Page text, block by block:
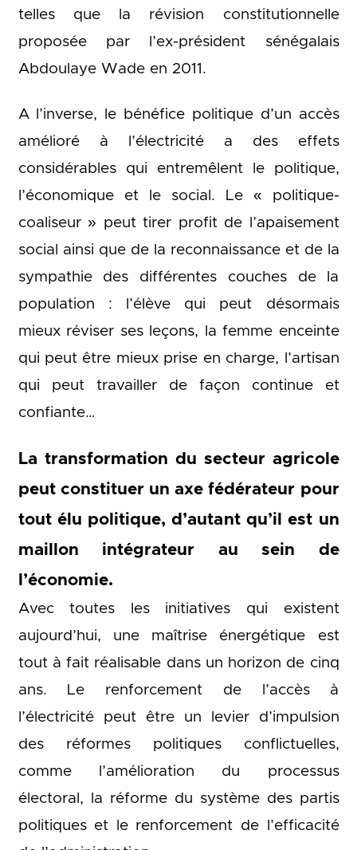
telles que la révision constitutionnelle
proposée par l’ex-président sénégalais
Abdoulaye Wade en 2011.
A l’inverse, le bénéfice politique d’un accès
amélioré à l’électricité a des effets
considérables qui entremêlent le politique,
l’économique et le social. Le « politique-
coaliseur » peut tirer profit de l’apaisement
social ainsi que de la reconnaissance et de la
sympathie des différentes couches de la
population : l’élève qui peut désormais
mieux réviser ses leçons, la femme enceinte
qui peut être mieux prise en charge, l’artisan
qui peut travailler de façon continue et
confiante…
La transformation du secteur agricole
peut constituer un axe fédérateur pour
tout élu politique, d’autant qu’il est un
maillon intégrateur au sein de
l’économie.
Avec toutes les initiatives qui existent
aujourd’hui, une maîtrise énergétique est
tout à fait réalisable dans un horizon de cinq
ans. Le renforcement de l’accès à
l’électricité peut être un levier d’impulsion
des réformes politiques conflictuelles,
comme l’amélioration du processus
électoral, la réforme du système des partis
politiques et le renforcement de l’efficacité